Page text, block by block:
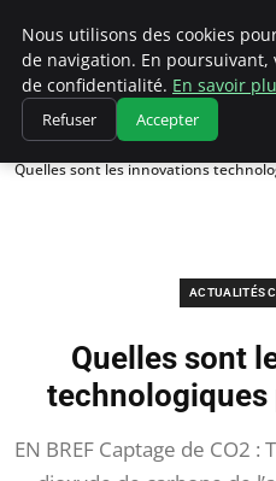
Climatedebtagents
Accueil
Actualités Climatiques
Quelles sont les innovations
ACTUALITÉS
Quelles sont
technologiques
EN BREF Captage de CO2
Nous utilisons des cookies
de navigation. En
de confidentialité. En savoir
Refuser Accepter